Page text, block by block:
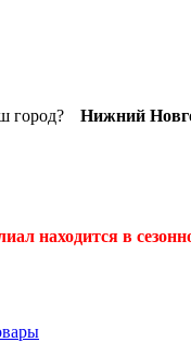
город? Нижний
находится в